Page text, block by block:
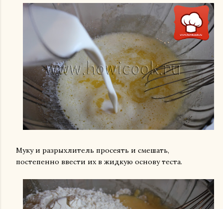
Муку и разрыхлитель просеять и смешать,
постепенно ввести их в жидкую основу теста.